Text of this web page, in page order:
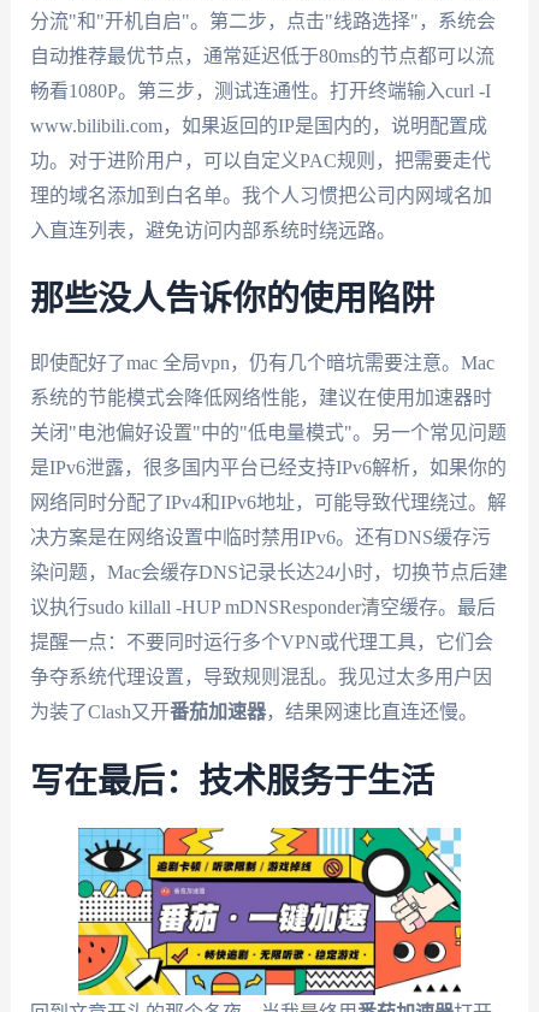
分流"和"开机自启"。第二步，点击"线路选择"，系统会
自动推荐最优节点，通常延迟低于80ms的节点都可以流
畅看1080P。第三步，测试连通性。打开终端输入curl -I
www.bilibili.com，如果返回的IP是国内的，说明配置成
功。对于进阶用户，可以自定义PAC规则，把需要走代
理的域名添加到白名单。我个人习惯把公司内网域名加
入直连列表，避免访问内部系统时绕远路。
那些没人告诉你的使用陷阱
即使配好了mac 全局vpn，仍有几个暗坑需要注意。Mac
系统的节能模式会降低网络性能，建议在使用加速器时
关闭"电池偏好设置"中的"低电量模式"。另一个常见问题
是IPv6泄露，很多国内平台已经支持IPv6解析，如果你的
网络同时分配了IPv4和IPv6地址，可能导致代理绕过。解
决方案是在网络设置中临时禁用IPv6。还有DNS缓存污
染问题，Mac会缓存DNS记录长达24小时，切换节点后建
议执行sudo killall -HUP mDNSResponder清空缓存。最后
提醒一点：不要同时运行多个VPN或代理工具，它们会
争夺系统代理设置，导致规则混乱。我见过太多用户因
为装了Clash又开番茄加速器，结果网速比直连还慢。
写在最后：技术服务于生活